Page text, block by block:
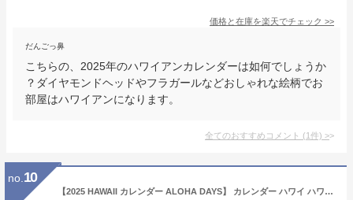
価格と在庫を楽天でチェック >>
だんごっ鼻
こちらの、2025年のハワイアンカレンダーは如何でしょうか
？ダイヤモンドヘッドやフラガールなどおしゃれな絵柄でお
部屋はハワイアンになります。
全てのおすすめコメント (1件) >
no. 10
【2025 HAWAII カレンダー ALOHA DAYS】 カレンダー ハワイ ハワイアン雑貨